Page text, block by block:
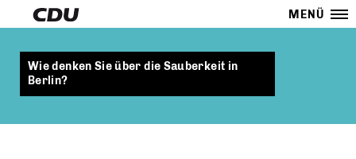
MENÜ
Wie denken Sie über die Sauberkeit in
Berlin?